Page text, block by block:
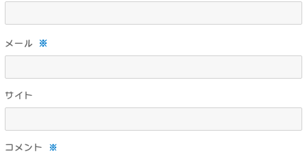
メール ※
サイト
コメント ※